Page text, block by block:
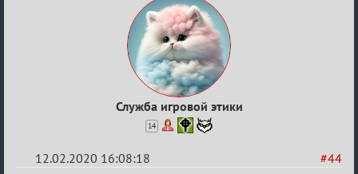
Служба игровой этики
14
#44
12.02.2020 16:08:18